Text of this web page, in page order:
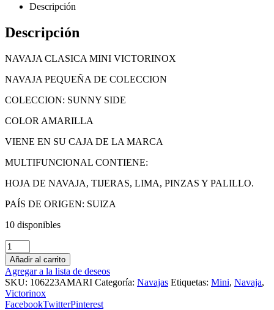
Descripción
Descripción
NAVAJA CLASICA MINI VICTORINOX
NAVAJA PEQUEÑA DE COLECCION
COLECCION: SUNNY SIDE
COLOR AMARILLA
VIENE EN SU CAJA DE LA MARCA
MULTIFUNCIONAL CONTIENE:
HOJA DE NAVAJA, TIJERAS, LIMA, PINZAS Y PALILLO.
PAÍS DE ORIGEN: SUIZA
10 disponibles
Añadir al carrito
Agregar a la lista de deseos
SKU: 106223AMARI Categoría: Navajas Etiquetas: Mini, Navaja,
Victorinox
FacebookTwitterPinterest